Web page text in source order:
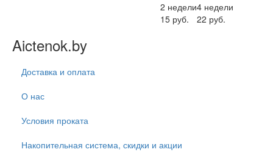
2 недели4 недели
15 руб.
22 руб.
Aictenok.by
Доставка и оплата
О нас
Условия проката
Накопительная система, скидки и акции